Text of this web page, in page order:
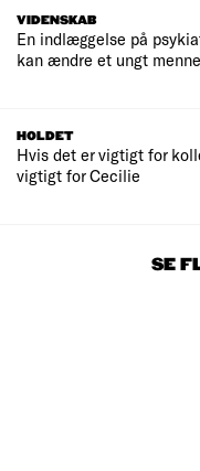
VIDENSKAB
En indlæggelse på
kan ændre et ungt
HOLDET
Hvis det er vigtigt for
vigtigt for Cecilie
SE